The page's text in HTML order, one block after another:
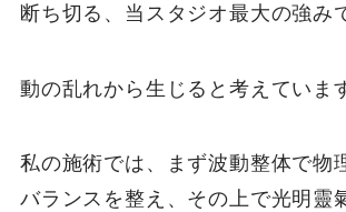
断ち切る、当スタジオ最大の強み
動の乱れから生じると考えていま
私の施術では、まず波動整体で物
バランスを整え、その上で光明靈